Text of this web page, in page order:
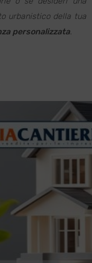
urbanistico della tua
personalizzata.